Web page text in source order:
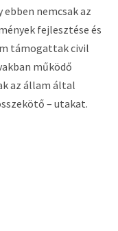
nemcsak az
fejlesztése és
támogattak civil
működő
az állam által
– utakat.